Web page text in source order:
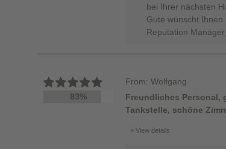
bei Ihrer nächsten
Gute wünscht
Reputation Manager
83%
From: Wolfgang
Freundliches Personal,
Tankstelle, schöne
View details